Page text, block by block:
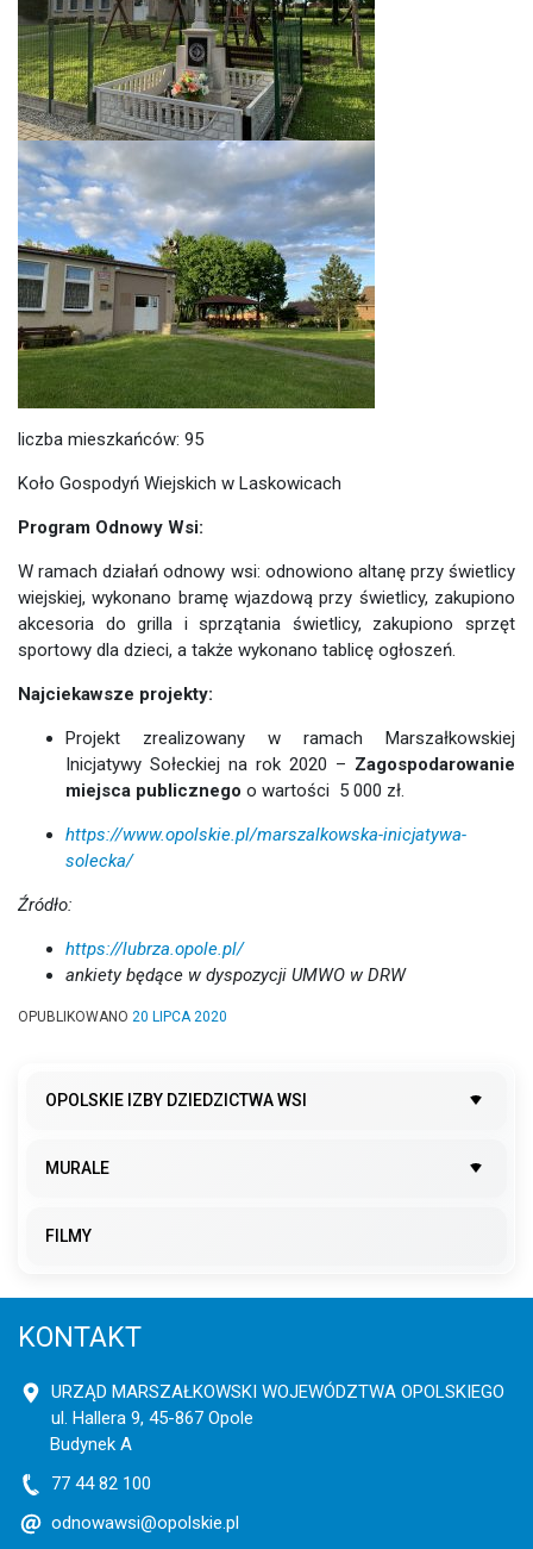
liczba mieszkańców: 95
Koło Gospodyń Wiejskich w Laskowicach
Program Odnowy Wsi:
W ramach działań odnowy wsi: odnowiono altanę przy świetlicy
wiejskiej, wykonano bramę wjazdową przy świetlicy, zakupiono
akcesoria do grilla i sprzątania świetlicy, zakupiono sprzęt
sportowy dla dzieci, a także wykonano tablicę ogłoszeń.
Najciekawsze projekty:
Projekt zrealizowany w ramach Marszałkowskiej
Inicjatywy Sołeckiej na rok 2020 – Zagospodarowanie
miejsca publicznego o wartości 5 000 zł.
https://www.opolskie.pl/marszalkowska-inicjatywa-
solecka/
Źródło:
https://lubrza.opole.pl/
ankiety będące w dyspozycji UMWO w DRW
OPUBLIKOWANO 20 LIPCA 2020
OPOLSKIE IZBY DZIEDZICTWA WSI
MURALE
FILMY
KONTAKT
URZĄD MARSZAŁKOWSKI WOJEWÓDZTWA OPOLSKIEGO
ul. Hallera 9, 45-867 Opole
Budynek A
77 44 82 100
odnowawsi@opolskie.pl